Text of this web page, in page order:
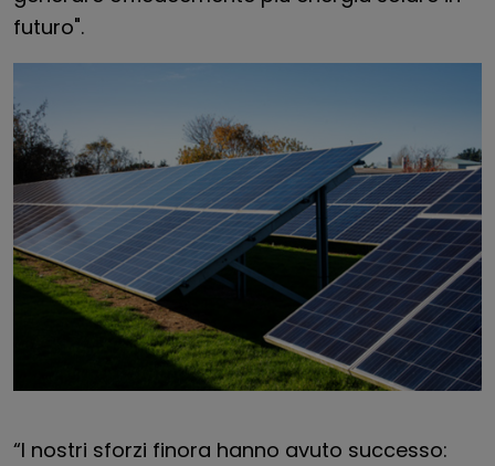
futuro".
“I nostri sforzi finora hanno avuto successo: